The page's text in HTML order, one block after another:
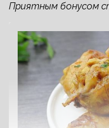
Приятным бонусом